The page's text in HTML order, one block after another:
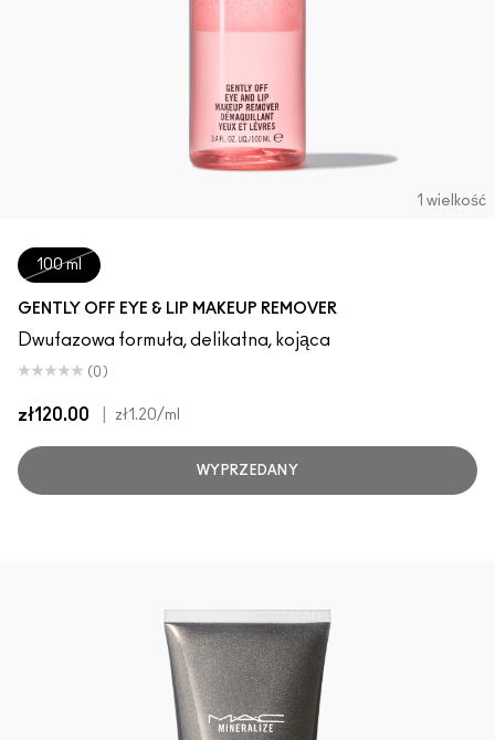
1 wielkość
100 ml
GENTLY OFF EYE & LIP MAKEUP REMOVER
Dwufazowa formuła, delikatna, kojąca
(0)
zł120.00 zł1.20/ml
WYPRZEDANY